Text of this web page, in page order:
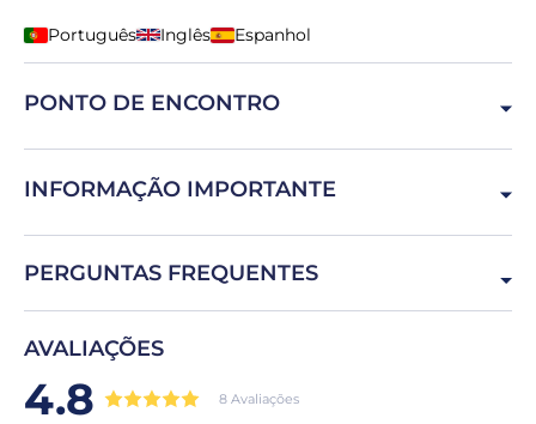
Português Inglês Espanhol
PONTO DE ENCONTRO
Praça do Giraldo, 7000-508 Évora, Portugal
INFORMAÇÃO IMPORTANTE
PERGUNTAS FREQUENTES
início para fazer o check-in.
AVALIAÇÕES
4.8 8 Avaliações